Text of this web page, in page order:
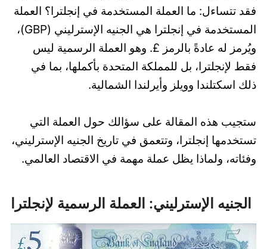
فقد تتساءل: ما العملة المستخدمة في إنجلترا؟ العملة
المستخدمة في إنجلترا هي الجنيه الإسترليني (GBP)،
ويُرمز له عادةً بالرمز £. وهو العملة الرسمية ليس
فقط لإنجلترا، بل للمملكة المتحدة بأكملها، بما في
ذلك اسكتلندا وويلز وأيرلندا الشمالية.
ستجيب هذه المقالة على سؤالك حول العملة التي
تستخدمها إنجلترا، وتتعمق في تاريخ الجنيه الإسترليني،
وفئاته، ولماذا يظل عملة مهمة في الاقتصاد العالمي.
الجنيه الإسترليني: العملة الرسمية لإنجلترا